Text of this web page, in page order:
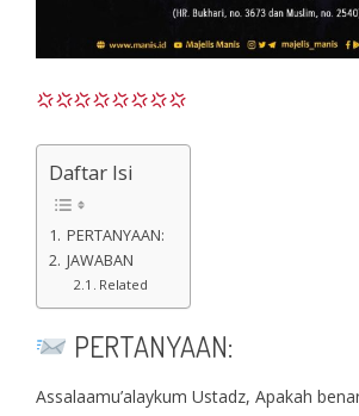
Daftar Isi
PERTANYAAN:
JAWABAN
Related
PERTANYAAN:
Assalaamu’alaykum Ustadz, Apakah